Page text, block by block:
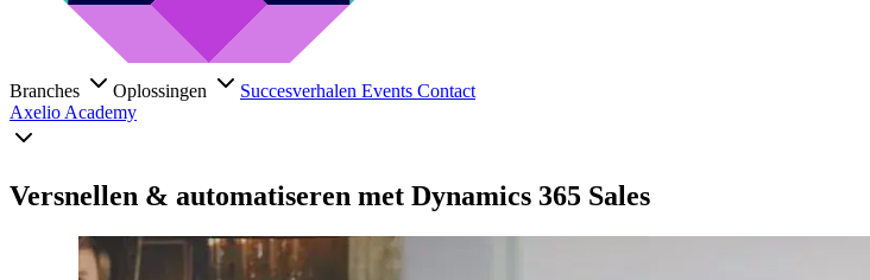
Branches Oplossingen Succesverhalen Events Contact
Axelio Academy
Versnellen & automatiseren met Dynamics 365 Sales